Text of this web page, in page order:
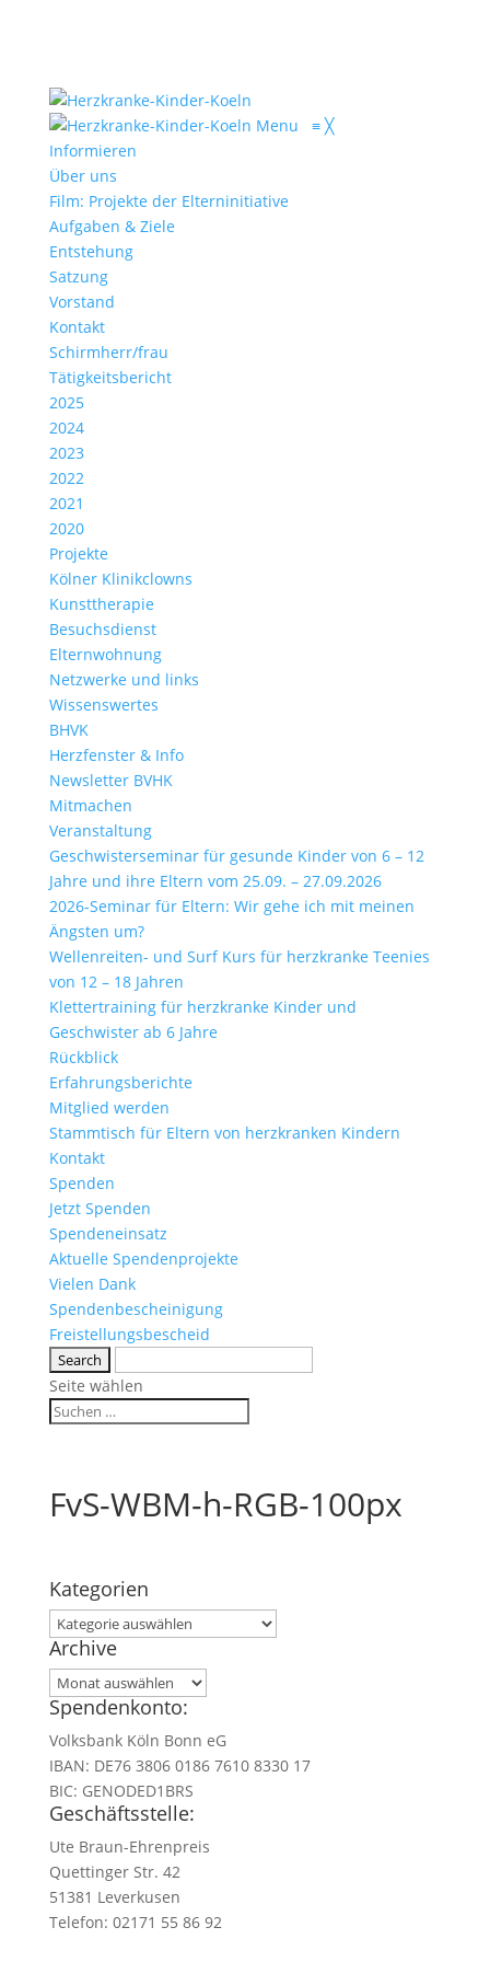
Menu ≡ ╳
Informieren
Über uns
Film: Projekte der Elterninitiative
Aufgaben & Ziele
Entstehung
Satzung
Vorstand
Kontakt
Schirmherr/frau
Tätigkeitsbericht
2025
2024
2023
2022
2021
2020
Projekte
Kölner Klinikclowns
Kunsttherapie
Besuchsdienst
Elternwohnung
Netzwerke und links
Wissenswertes
BHVK
Herzfenster & Info
Newsletter BVHK
Mitmachen
Veranstaltung
Geschwisterseminar für gesunde Kinder von 6 – 12
Jahre und ihre Eltern vom 25.09. – 27.09.2026
2026-Seminar für Eltern: Wir gehe ich mit meinen
Ängsten um?
Wellenreiten- und Surf Kurs für herzkranke Teenies
von 12 – 18 Jahren
Klettertraining für herzkranke Kinder und
Geschwister ab 6 Jahre
Rückblick
Erfahrungsberichte
Mitglied werden
Stammtisch für Eltern von herzkranken Kindern
Kontakt
Spenden
Jetzt Spenden
Spendeneinsatz
Aktuelle Spendenprojekte
Vielen Dank
Spendenbescheinigung
Freistellungsbescheid
Seite wählen
FvS-WBM-h-RGB-100px
Kategorien
Kategorien
Archive
Archive
Spendenkonto:
Volksbank Köln Bonn eG
IBAN: DE76 3806 0186 7610 8330 17
BIC: GENODED1BRS
Geschäftsstelle:
Ute Braun-Ehrenpreis
Quettinger Str. 42
51381 Leverkusen
Telefon: 02171 55 86 92